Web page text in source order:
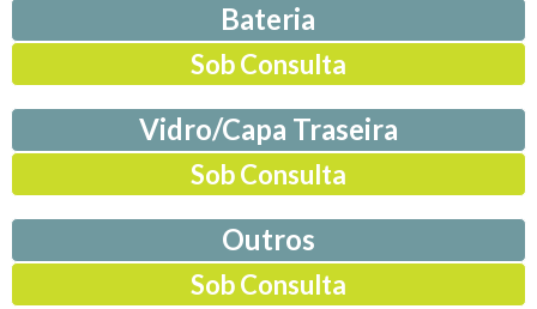
Bateria
Sob Consulta
Vidro/Capa Traseira
Sob Consulta
Outros
Sob Consulta